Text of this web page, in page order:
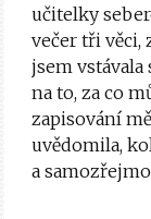
učitelky
večer tři věci,
jsem
na to, za co
zapisování
uvědomila,
a